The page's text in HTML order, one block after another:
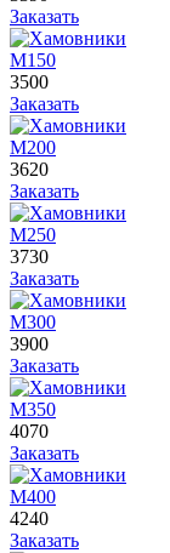
Заказать
М150
3500
Заказать
М200
3620
Заказать
М250
3730
Заказать
М300
3900
Заказать
М350
4070
Заказать
М400
4240
Заказать